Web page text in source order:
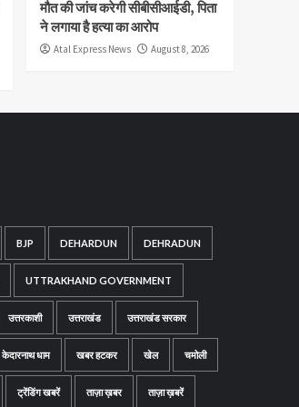
मौत की जांच करेगी सीबीसीआईडी, पिता
ने लगाया है हत्या का आरोप
Atal Express News August 8, 2026
BJP DEHARDUN DEHRADUN
UTTRAKHAND GOVERNMENT
उत्तरकाशी उत्तराखंड उत्तराखंड सरकार
केदारनाथ धाम खबर हटकर खेल चमोली
ट्रेंडिंग खबरें ताज़ा ख़बर ताज़ा ख़बरें